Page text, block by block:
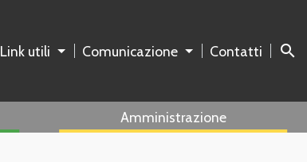
Link utili Comunicazione Contatti search
Amministrazione